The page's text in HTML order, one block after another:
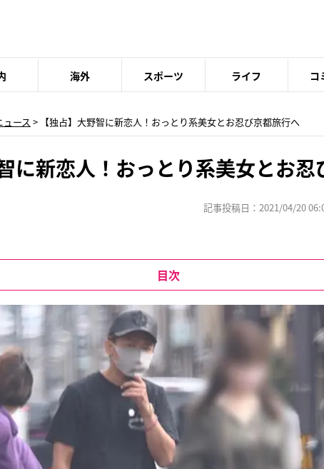
海外 スポーツ ライフ コ
ース > 【独占】大野智に新恋人！おっとり系美女とお忍び京都旅行へ
に新恋人！おっとり系美女とお
記事投稿日：2021/04/20
目次